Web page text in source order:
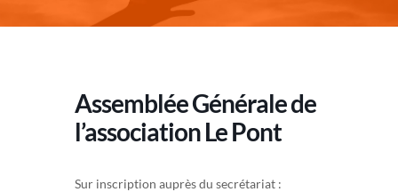
Assemblée Générale de
l’association Le Pont
Sur inscription auprès du secrétariat :